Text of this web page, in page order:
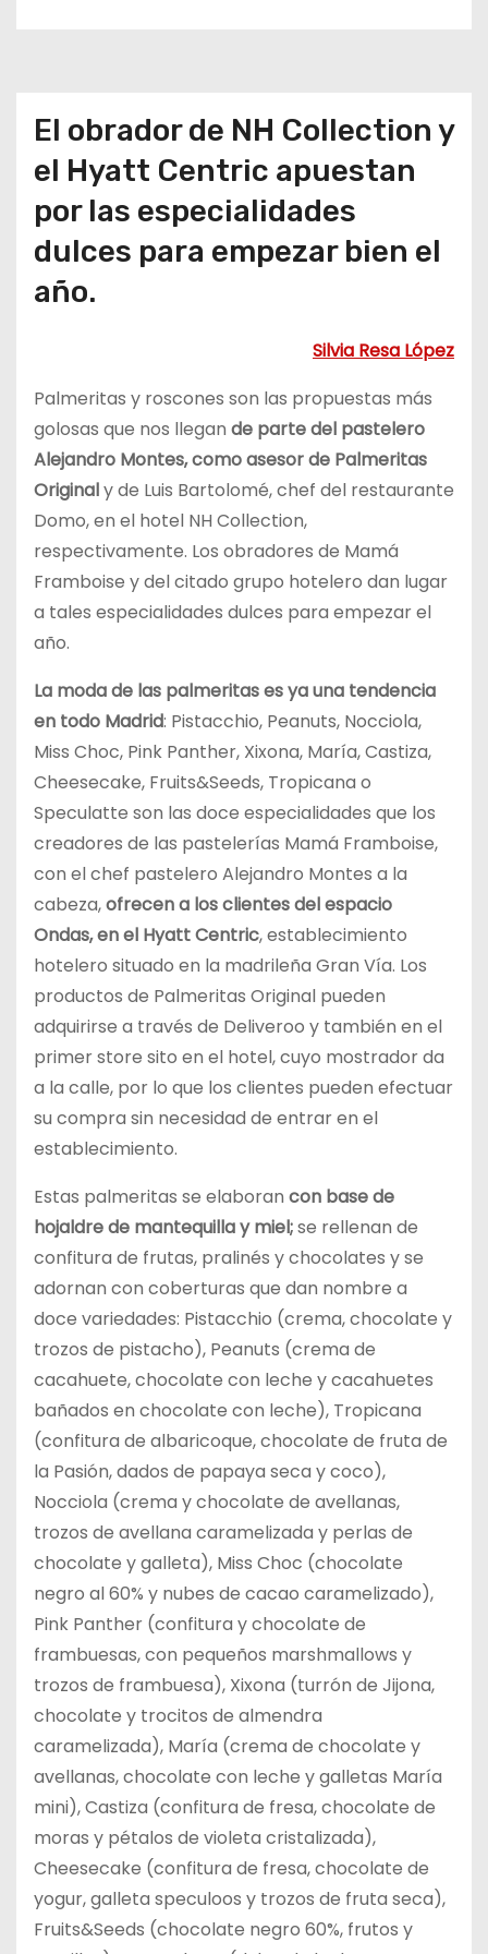
El obrador de NH Collection y
el Hyatt Centric apuestan
por las especialidades
dulces para empezar bien el
año.
Silvia Resa López
Palmeritas y roscones son las propuestas más
golosas que nos llegan de parte del pastelero
Alejandro Montes, como asesor de Palmeritas
Originaly de Luis Bartolomé, chef del restaurante
Domo, en el hotel NH Collection,
respectivamente. Los obradores de Mamá
Framboise y del citado grupo hotelero dan lugar
a tales especialidades dulces para empezar el
año.
La moda de las palmeritas es ya una tendencia
en todo Madrid: Pistacchio, Peanuts, Nocciola,
Miss Choc, Pink Panther, Xixona, María, Castiza,
Cheesecake, Fruits&Seeds, Tropicana o
Speculatte son las doce especialidades que los
creadores de las pastelerías Mamá Framboise,
con el chef pastelero Alejandro Montes a la
cabeza,ofrecen a los clientes del espacio
Ondas, en el Hyatt Centric, establecimiento
hotelero situado en la madrileña Gran Vía. Los
productos de Palmeritas Original pueden
adquirirse a través de Deliveroo y también en el
primer store sito en el hotel, cuyo mostrador da
a la calle, por lo que los clientes pueden efectuar
su compra sin necesidad de entrar en el
establecimiento.
Estas palmeritas se elaboran con base de
hojaldre de mantequilla y miel;se rellenan de
confitura de frutas, pralinés y chocolates y se
adornan con coberturas que dan nombre a
doce variedades: Pistacchio (crema, chocolate y
trozos de pistacho), Peanuts (crema de
cacahuete, chocolate con leche y cacahuetes
bañados en chocolate con leche), Tropicana
(confitura de albaricoque, chocolate de fruta de
la Pasión, dados de papaya seca y coco),
Nocciola (crema y chocolate de avellanas,
trozos de avellana caramelizada y perlas de
chocolate y galleta), Miss Choc (chocolate
negro al 60% y nubes de cacao caramelizado),
Pink Panther (confitura y chocolate de
frambuesas, con pequeños marshmallows y
trozos de frambuesa), Xixona (turrón de Jijona,
chocolate y trocitos de almendra
caramelizada), María (crema de chocolate y
avellanas, chocolate con leche y galletas María
mini), Castiza (confitura de fresa, chocolate de
moras y pétalos de violeta cristalizada),
Cheesecake (confitura de fresa, chocolate de
yogur, galleta speculoos y trozos de fruta seca),
Fruits&Seeds (chocolate negro 60%, frutos y